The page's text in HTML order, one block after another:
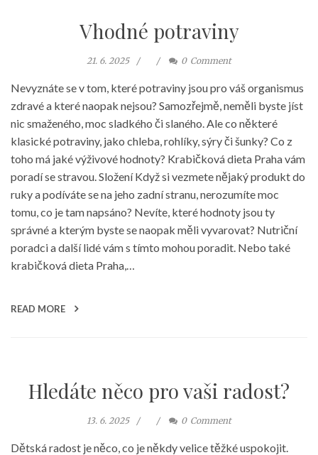
Vhodné potraviny
21. 6. 2025 0 Comment
Nevyznáte se v tom, které potraviny jsou pro váš organismus
zdravé a které naopak nejsou? Samozřejmě, neměli byste jíst
nic smaženého, moc sladkého či slaného. Ale co některé
klasické potraviny, jako chleba, rohlíky, sýry či šunky? Co z
toho má jaké výživové hodnoty? Krabičková dieta Praha vám
poradí se stravou. Složení Když si vezmete nějaký produkt do
ruky a podíváte se na jeho zadní stranu, nerozumíte moc
tomu, co je tam napsáno? Nevíte, které hodnoty jsou ty
správné a kterým byste se naopak měli vyvarovat? Nutriční
poradci a další lidé vám s tímto mohou poradit. Nebo také
krabičková dieta Praha,…
READ MORE
Hledáte něco pro vaši radost?
13. 6. 2025 0 Comment
Dětská radost je něco, co je někdy velice těžké uspokojit.